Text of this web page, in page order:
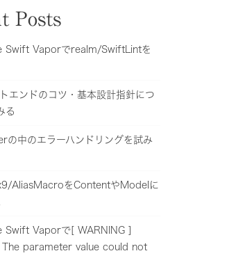
Posts
Swift Vaporでrealm/SwiftLintを
エンドのコツ・基本設計指針につ
る
の中のエラーハンドリングを試み
AliasMacroをContentやModelに
Swift Vaporで[ WARNING ]
parameter value could not